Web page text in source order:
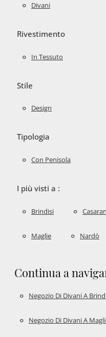
Divani
Rivestimento
In Tessuto
Stile
Design
Tipologia
Con Penisola
I più visti a :
Brindisi
Maglie Nardò
Continua a
Negozio Di Divani A
Negozio Di Divani A